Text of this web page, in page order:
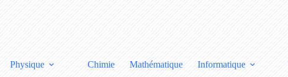
Physique Chimie Mathématique Informatique